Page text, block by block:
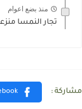
منذ بضع اعوام
تجار النمسا